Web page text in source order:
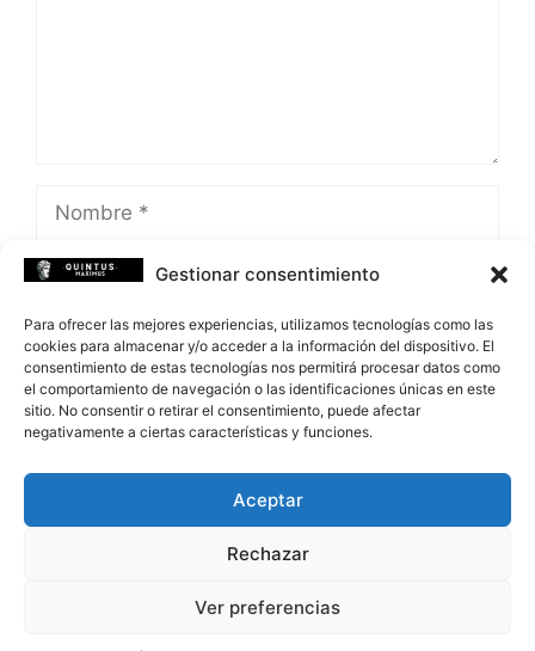
Gestionar consentimiento
Para ofrecer las mejores experiencias, utilizamos tecnologías como las
cookies para almacenar y/o acceder a la información del dispositivo. El
consentimiento de estas tecnologías nos permitirá procesar datos como
el comportamiento de navegación o las identificaciones únicas en este
sitio. No consentir o retirar el consentimiento, puede afectar
negativamente a ciertas características y funciones.
Aceptar
Rechazar
Ver preferencias
Nombre
Correo
Web
Guarda mi nombre, correo electrónico y web
en este navegador para la próxima vez que